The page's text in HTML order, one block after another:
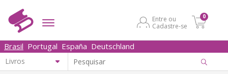
Entre ou
Cadastre-se
0
Brasil Portugal España Deutschland